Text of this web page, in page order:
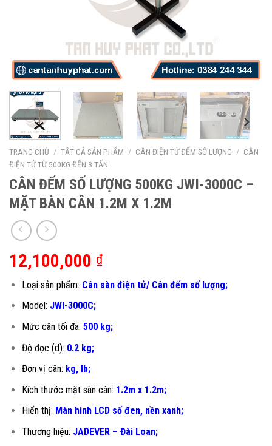
TRANG CHỦ / TẤT CẢ SẢN PHẨM / CÂN ĐIỆN TỬ ĐẾM SỐ LƯỢNG / CÂN
ĐIỆN TỬ TỪ 500KG ĐẾN 3 TẤN
CÂN ĐẾM SỐ LƯỢNG 500KG JWI-3000C –
MẶT BÀN CÂN 1.2M X 1.2M
12,100,000 ₫
Loại sản phẩm: Cân sàn điện tử/ Cân đếm số lượng;
Model: JWI-3000C;
Mức cân tối đa: 500 kg;
Độ đọc (d): 0.2 kg;
Đơn vị cân: kg, lb;
Kích thước mặt sàn cân: 1.2m x 1.2m;
Hiển thị: Màn hình LCD số đen, nền xanh;
Thương hiệu: JADEVER – Đài Loan;